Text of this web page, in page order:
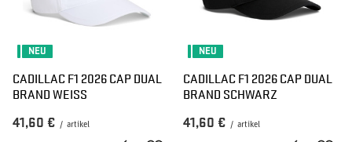
NEU
CADILLAC F1 2026 CAP DUAL
BRAND WEISS
41,60 € / artikel
NEU
CADILLAC F1 2026 CAP DUAL
BRAND SCHWARZ
41,60 € / artikel